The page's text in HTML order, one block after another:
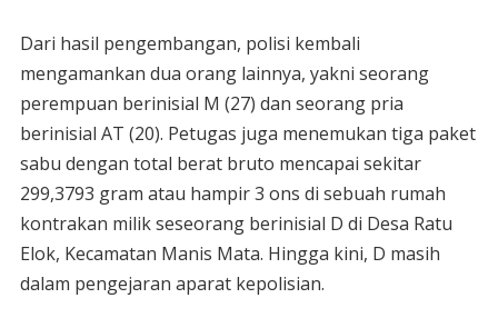
Dari hasil pengembangan, polisi kembali
mengamankan dua orang lainnya, yakni seorang
perempuan berinisial M (27) dan seorang pria
berinisial AT (20). Petugas juga menemukan tiga paket
sabu dengan total berat bruto mencapai sekitar
299,3793 gram atau hampir 3 ons di sebuah rumah
kontrakan milik seseorang berinisial D di Desa Ratu
Elok, Kecamatan Manis Mata. Hingga kini, D masih
dalam pengejaran aparat kepolisian.